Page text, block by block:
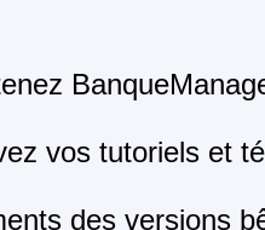
vos tutoriels et
des versions